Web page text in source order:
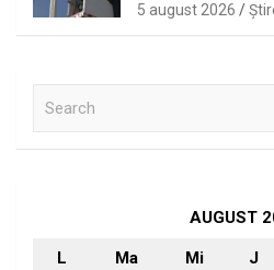
5 august 2026
AUGUST
L Ma Mi J